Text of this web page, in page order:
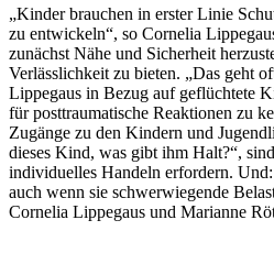
„Kinder brauchen in erster Linie
zu entwickeln“, so Cornelia
zunächst Nähe und Sicherheit
Verlässlichkeit zu bieten. „Das geht
Lippegaus in Bezug auf geflüchtete
für posttraumatische Reaktionen zu
Zugänge zu den Kindern und
dieses Kind, was gibt ihm Halt?“,
individuelles Handeln erfordern.
auch wenn sie schwerwiegende
Cornelia Lippegaus und Marianne